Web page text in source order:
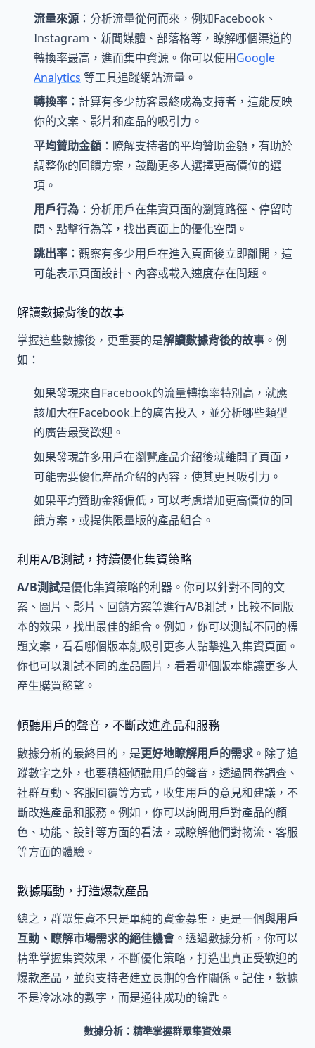
流量來源 ：分析流量從何而來，例如Facebook、
Instagram、新聞媒體、部落格等，瞭解哪個渠道的
轉換率最高，進而集中資源。你可以使用Google
Analytics 等工具追蹤網站流量。
轉換率 ：計算有多少訪客最終成為支持者，這能反映
你的文案、影片和產品的吸引力。
平均贊助金額 ：瞭解支持者的平均贊助金額，有助於
調整你的回饋方案，鼓勵更多人選擇更高價位的選
項。
用戶行為 ：分析用戶在集資頁面的瀏覽路徑、停留時
間、點擊行為等，找出頁面上的優化空間。
跳出率 ：觀察有多少用戶在進入頁面後立即離開，這
可能表示頁面設計、內容或載入速度存在問題。
解讀數據背後的故事
掌握這些數據後，更重要的是解讀數據背後的故事 。例
如：
如果發現來自Facebook的流量轉換率特別高，就應
該加大在Facebook上的廣告投入，並分析哪些類型
的廣告最受歡迎。
如果發現許多用戶在瀏覽產品介紹後就離開了頁面，
可能需要優化產品介紹的內容，使其更具吸引力。
如果平均贊助金額偏低，可以考慮增加更高價位的回
饋方案，或提供限量版的產品組合。
利用A/B測試，持續優化集資策略
A/B測試是優化集資策略的利器。你可以針對不同的文
案、圖片、影片、回饋方案等進行A/B測試，比較不同版
本的效果，找出最佳的組合。例如，你可以測試不同的標
題文案，看看哪個版本能吸引更多人點擊進入集資頁面。
你也可以測試不同的產品圖片，看看哪個版本能讓更多人
產生購買慾望。
傾聽用戶的聲音，不斷改進產品和服務
數據分析的最終目的，是更好地瞭解用戶的需求 。除了追
蹤數字之外，也要積極傾聽用戶的聲音，透過問卷調查、
社群互動、客服回覆等方式，收集用戶的意見和建議，不
斷改進產品和服務。例如，你可以詢問用戶對產品的顏
色、功能、設計等方面的看法，或瞭解他們對物流、客服
等方面的體驗。
數據驅動，打造爆款產品
總之，群眾集資不只是單純的資金募集，更是一個與用戶
互動、瞭解市場需求的絕佳機會。透過數據分析，你可以
精準掌握集資效果，不斷優化策略，打造出真正受歡迎的
爆款產品，並與支持者建立長期的合作關係。記住，數據
不是冷冰冰的數字，而是通往成功的鑰匙。
數據分析：精準掌握群眾集資效果